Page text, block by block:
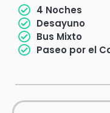
4 Noches
Desayuno
Bus Mixto
Paseo por el